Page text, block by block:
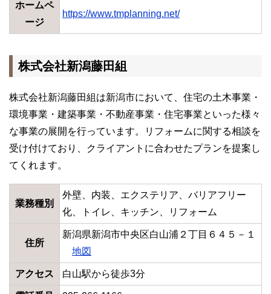
ホームペ
ージ
https://www.tmplanning.net/
株式会社新潟藤田組
株式会社新潟藤田組は新潟市において、住宅の土木事業・
環境事業・建築事業・不動産事業・住宅事業といった様々
な事業の展開を行っています。リフォームに関する相談を
受け付けており、クライアントに合わせたプランを提案し
てくれます。
業務種別
外壁、内装、エクステリア、バリアフリー
化、トイレ、キッチン、リフォーム
住所
新潟県新潟市中央区白山浦２丁目６４５－１
地図
アクセス 白山駅から徒歩3分